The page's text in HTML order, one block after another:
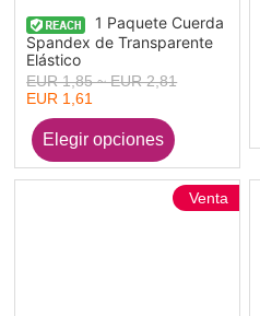
1 Paquete Cuerda
Spandex de Transparente
Elástico
EUR 1,85 ~ EUR 2,81
EUR 1,61
Venta